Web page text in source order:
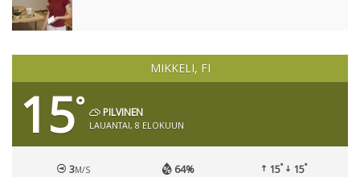
MIKKELI, FI
15° PILVINEN
LAUANTAI, 8 ELOKUUN
3M/S 64% 15° 15°